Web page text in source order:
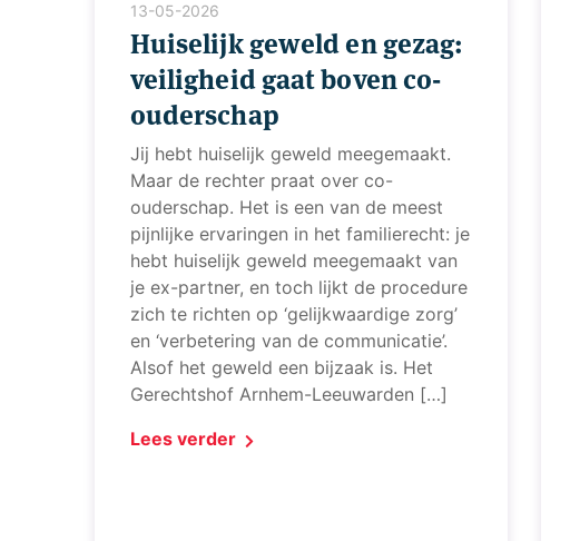
13-05-2026
Huiselijk geweld en gezag:
veiligheid gaat boven co-
ouderschap
Jij hebt huiselijk geweld meegemaakt.
Maar de rechter praat over co-
ouderschap. Het is een van de meest
pijnlijke ervaringen in het familierecht: je
hebt huiselijk geweld meegemaakt van
je ex-partner, en toch lijkt de procedure
zich te richten op ‘gelijkwaardige zorg’
en ‘verbetering van de communicatie’.
Alsof het geweld een bijzaak is. Het
Gerechtshof Arnhem-Leeuwarden […]
Lees verder